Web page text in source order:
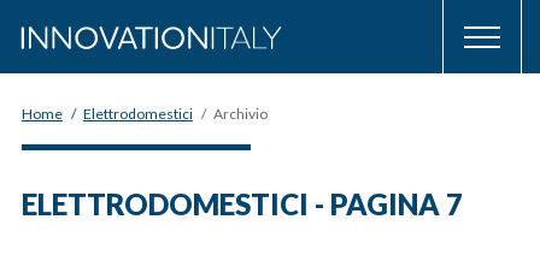
Home / Elettrodomestici / Archivio
ELETTRODOMESTICI - PAGINA 7